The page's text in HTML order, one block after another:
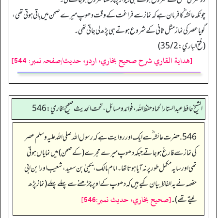
چونکہ عائشہ ؓ کا فرمان ہے کہ نماز سے فراغت کے وقت دھوپ میرے صحن میں باقی ہوتی تھی،
گویا عصر کی نماز مثل ثانی کے شروع ہوتے ہی پڑھ لی جاتی تھی۔
(فتح الباري: 35/2)
[هداية القاري شرح صحيح بخاري، اردو، حدیث/صفحہ نمبر: 544]
الشيخ حافط عبدالستار الحماد حفظ الله، فوائد و مسائل، تحت الحديث صحيح بخاري:546
546. حضرت عائشہ‬ ؓ س‬ے ایک اور روایت ہے کہ رسول اللہ صلی اللہ علیہ وسلم عصر
کی نماز سے فارغ ہو جاتے جبکہ دھوپ میرے حجرے (کے صحن) میں نمایاں ہوتی
تھی اور سایہ مکمل طور پر نہ آیا ہوتا تھا۔ امام مالک، یحییٰ بن سعید، شعیب اور ابن ابی
حفصہ نے یہ الفاظ بیان کیے ہیں کہ دھوپ کے اوپر چڑھنے سے پہلے پہلے (نماز پڑھ
لیتے تھے)۔[صحيح بخاري، حديث نمبر:546]